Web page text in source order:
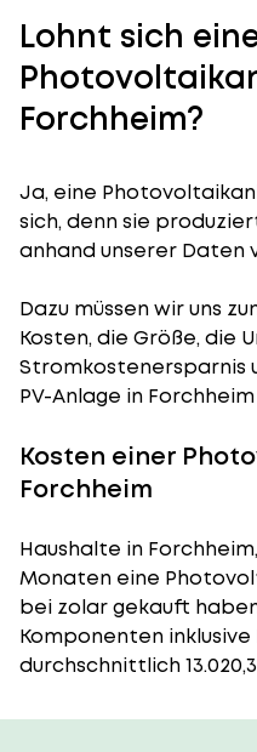
Lohnt sich
Forchheim?
Ja, eine
sich, denn sie
anhand unserer Daten
Dazu müssen wir uns
Kosten, die Größe, die
Stromkostenersparnis
PV-Anlage in
Kosten einer
Forchheim
Haushalte in
Monaten eine
bei zolar gekauft
Komponenten
durchschnittlich